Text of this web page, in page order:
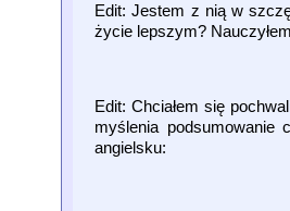
Edit: Jestem z nią w
życie lepszym?
Edit: Chciałem się
myślenia
angielsku: